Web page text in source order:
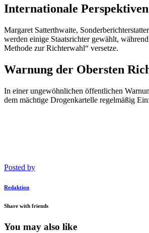
Internationale Perspektiven
Margaret Satterthwaite,
werden einige Staatsrichter gewählt,
Methode zur Richterwahl“ versetze.
Warnung der Obersten
In einer ungewöhnlichen öffentlichen
dem mächtige Drogenkartelle regelmäßig
Posted by
Redaktion
Share with friends
You may also like